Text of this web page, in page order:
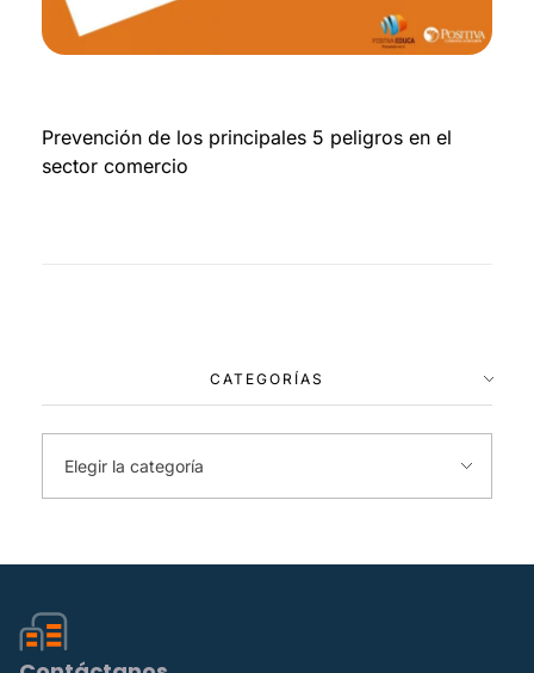
Prevención de los principales 5 peligros en el
sector comercio
CATEGORÍAS